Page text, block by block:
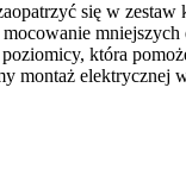
się w
która
montaż